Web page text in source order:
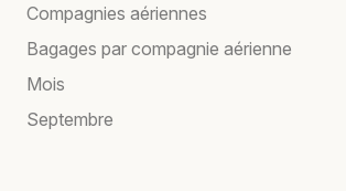
Compagnies aériennes
Bagages par compagnie aérienne
Mois
Septembre